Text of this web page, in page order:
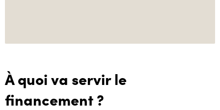
À quoi va servir le
financement ?